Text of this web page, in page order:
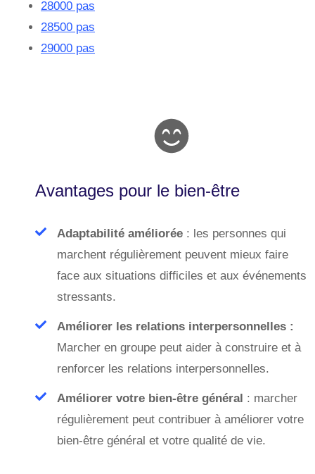
28000 pas
28500 pas
29000 pas
Avantages pour le bien-être
Adaptabilité améliorée : les personnes qui
marchent régulièrement peuvent mieux faire
face aux situations difficiles et aux événements
stressants.
Améliorer les relations interpersonnelles :
Marcher en groupe peut aider à construire et à
renforcer les relations interpersonnelles.
Améliorer votre bien-être général : marcher
régulièrement peut contribuer à améliorer votre
bien-être général et votre qualité de vie.